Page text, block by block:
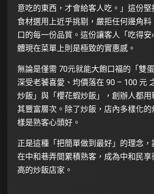
意吃的東西，才會給客人吃。」這份堅
食材選用上近乎挑剔，嚴拒任何邊角料
口的每一份品質。這份讓客人「吃得安
體現在菜單上則是極致的實惠感。
無論是僅需 70元就能大飽口福的「雙
深受老饕喜愛、均價落在 90 – 100 元
炒飯」與「櫻花蝦炒飯」，創辦人都用
其豐富層次。除了炒飯，店內多樣化的
樣是熟客心頭好。
正是這種「把簡單做到最好」的理念，
在中和巷弄間累積熟客，成為中和民
高的炒飯店家。